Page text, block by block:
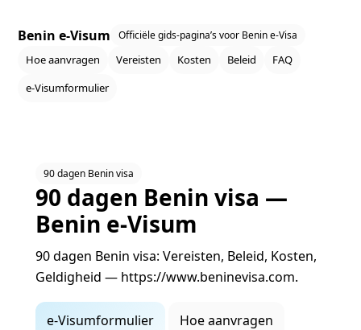
Benin e‑Visum Officiële gids‑pagina’s voor Benin e‑Visa
Hoe aanvragen Vereisten Kosten Beleid
FAQ
e‑Visumformulier
90 dagen Benin visa
90 dagen Benin visa —
Benin e‑Visum
90 dagen Benin visa: Vereisten, Beleid, Kosten,
Geldigheid — https://www.beninevisa.com.
e‑Visumformulier Hoe aanvragen